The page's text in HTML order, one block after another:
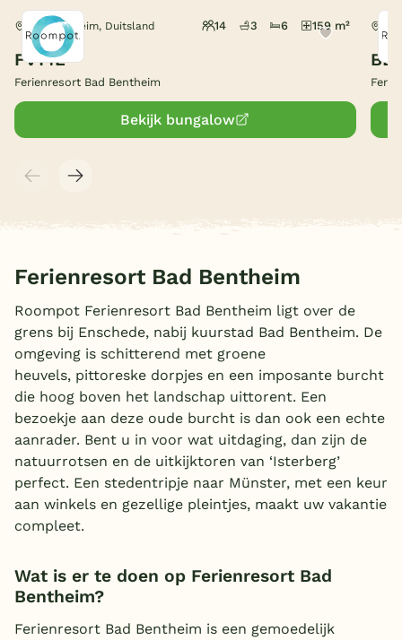
Bad Bentheim, Duitsland 14 3 6 159 m²
FV14L
Ferienresort Bad Bentheim
Bekijk bungalow
Ferienresort Bad Bentheim
Roompot Ferienresort Bad Bentheim ligt over de
grens bij Enschede, nabij kuurstad Bad Bentheim. De
omgeving is schitterend met groene
heuvels, pittoreske dorpjes en een imposante burcht
die hoog boven het landschap uittorent. Een
bezoekje aan deze oude burcht is dan ook een echte
aanrader. Bent u in voor wat uitdaging, dan zijn de
natuurrotsen en de uitkijktoren van ‘Isterberg’
perfect. Een stedentripje naar Münster, met een keur
aan winkels en gezellige pleintjes, maakt uw vakantie
compleet.
Wat is er te doen op Ferienresort Bad
Bentheim?
Ferienresort Bad Bentheim is een gemoedelijk